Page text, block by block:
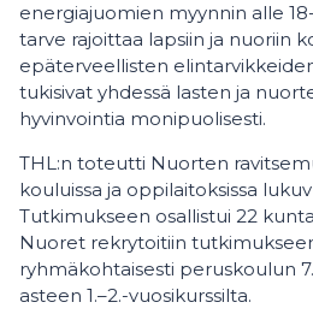
energiajuomien myynnin alle
tarve rajoittaa lapsiin ja nuoriin
epäterveellisten
tukisivat yhdessä lasten ja
hyvinvointia monipuolisesti.
THL:n toteutti Nuorten
kouluissa ja oppilaitoksissa
Tutkimukseen osallistui 22
Nuoret rekrytoitiin
ryhmäkohtaisesti peruskoulun
asteen 1.–2.-vuosikurssilta.